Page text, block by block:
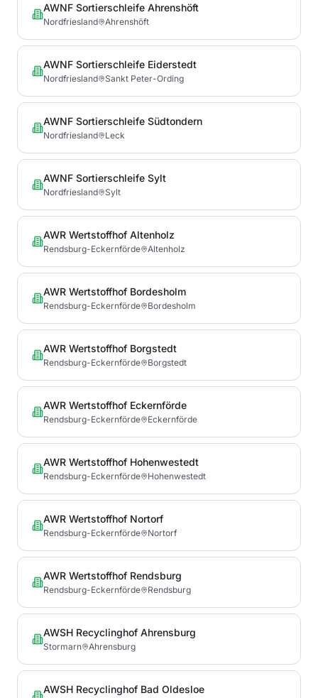
AWNF Sortierschleife Ahrenshöft
Nordfriesland Ahrenshöft
AWNF Sortierschleife Eiderstedt
Nordfriesland Sankt Peter-Ording
AWNF Sortierschleife Südtondern
Nordfriesland Leck
AWNF Sortierschleife Sylt
Nordfriesland Sylt
AWR Wertstoffhof Altenholz
Rendsburg-Eckernförde Altenholz
AWR Wertstoffhof Bordesholm
Rendsburg-Eckernförde Bordesholm
AWR Wertstoffhof Borgstedt
Rendsburg-Eckernförde Borgstedt
AWR Wertstoffhof Eckernförde
Rendsburg-Eckernförde Eckernförde
AWR Wertstoffhof Hohenwestedt
Rendsburg-Eckernförde Hohenwestedt
AWR Wertstoffhof Nortorf
Rendsburg-Eckernförde Nortorf
AWR Wertstoffhof Rendsburg
Rendsburg-Eckernförde Rendsburg
AWSH Recyclinghof Ahrensburg
Stormarn Ahrensburg
AWSH Recyclinghof Bad Oldesloe